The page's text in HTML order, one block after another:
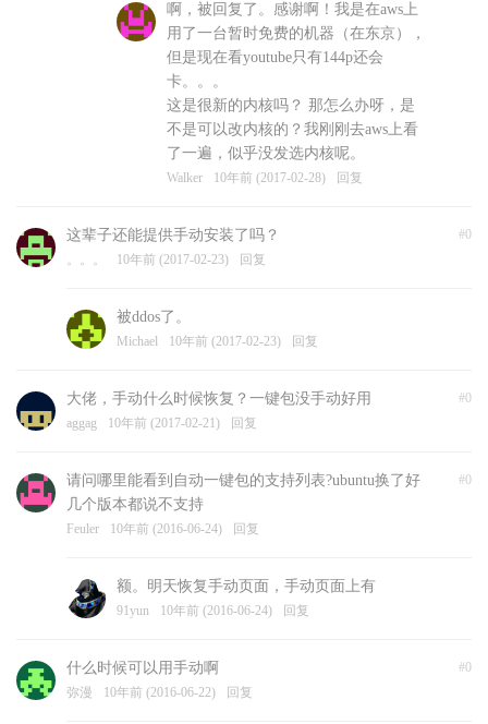
啊，被回复了。感谢啊！我是在aws上
用了一台暂时免费的机器（在东京），
但是现在看youtube只有144p还会
卡。。。
这是很新的内核吗？ 那怎么办呀，是
不是可以改内核的？我刚刚去aws上看
了一遍，似乎没发选内核呢。
Walker 10年前 (2017-02-28) 回复
#0
这辈子还能提供手动安装了吗？
。。。 10年前 (2017-02-23) 回复
被ddos了。
Michael 10年前 (2017-02-23) 回复
#0
大佬，手动什么时候恢复？一键包没手动好用
aggag 10年前 (2017-02-21) 回复
#0
请问哪里能看到自动一键包的支持列表?ubuntu换了好
几个版本都说不支持
Feuler 10年前 (2016-06-24) 回复
额。明天恢复手动页面，手动页面上有
91yun 10年前 (2016-06-24) 回复
#0
什么时候可以用手动啊
弥漫 10年前 (2016-06-22) 回复